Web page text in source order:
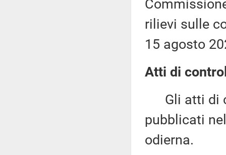
rilievi sulle
15 agosto
Atti di
Gli atti di
pubblicati
odierna.